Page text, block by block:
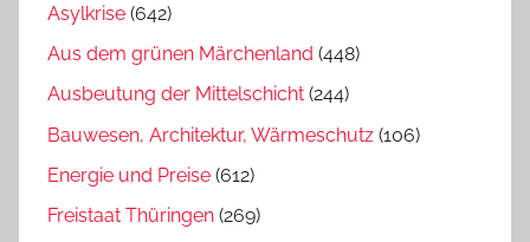
Asylkrise (642)
Aus dem grünen Märchenland (448)
Ausbeutung der Mittelschicht (244)
Bauwesen, Architektur, Wärmeschutz (106)
Energie und Preise (612)
Freistaat Thüringen (269)